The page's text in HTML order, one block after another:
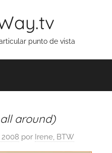
punto de vista
around)
2008 por Irene, BTW